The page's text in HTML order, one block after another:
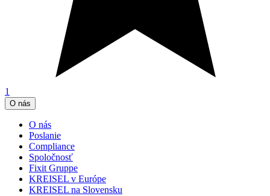
1
O nás
O nás
Poslanie
Compliance
Spoločnosť
Fixit Gruppe
KREISEL v Európe
KREISEL na Slovensku